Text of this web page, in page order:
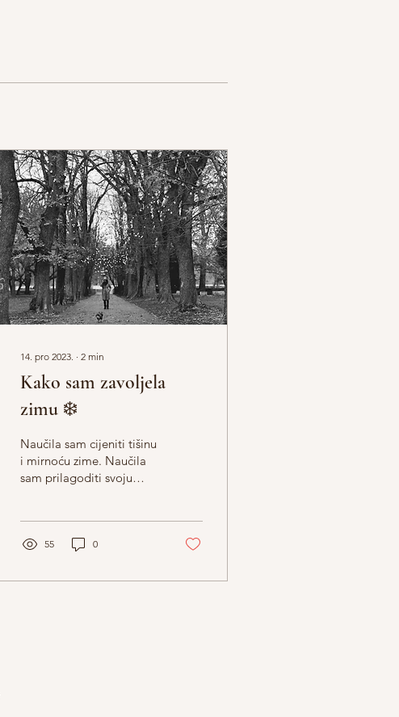
14. pro 2023. ∙ 2 min
Kako sam zavoljela
zimu ❄️
Naučila sam cijeniti tišinu
i mirnoću zime. Naučila
sam prilagoditi svoju
55 0